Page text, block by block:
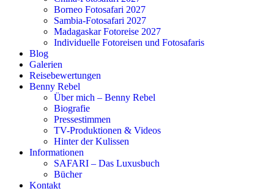
Borneo Fotosafari 2027
Sambia-Fotosafari 2027
Madagaskar Fotoreise 2027
Individuelle Fotoreisen und Fotosafaris
Blog
Galerien
Reisebewertungen
Benny Rebel
Über mich – Benny Rebel
Biografie
Pressestimmen
TV-Produktionen & Videos
Hinter der Kulissen
Informationen
SAFARI – Das Luxusbuch
Bücher
Kontakt